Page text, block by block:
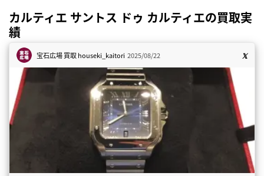
カルティエ サントス ドゥ カルティエの買取実
績
宝石広場 買取houseki_kaitori 2025/08/22